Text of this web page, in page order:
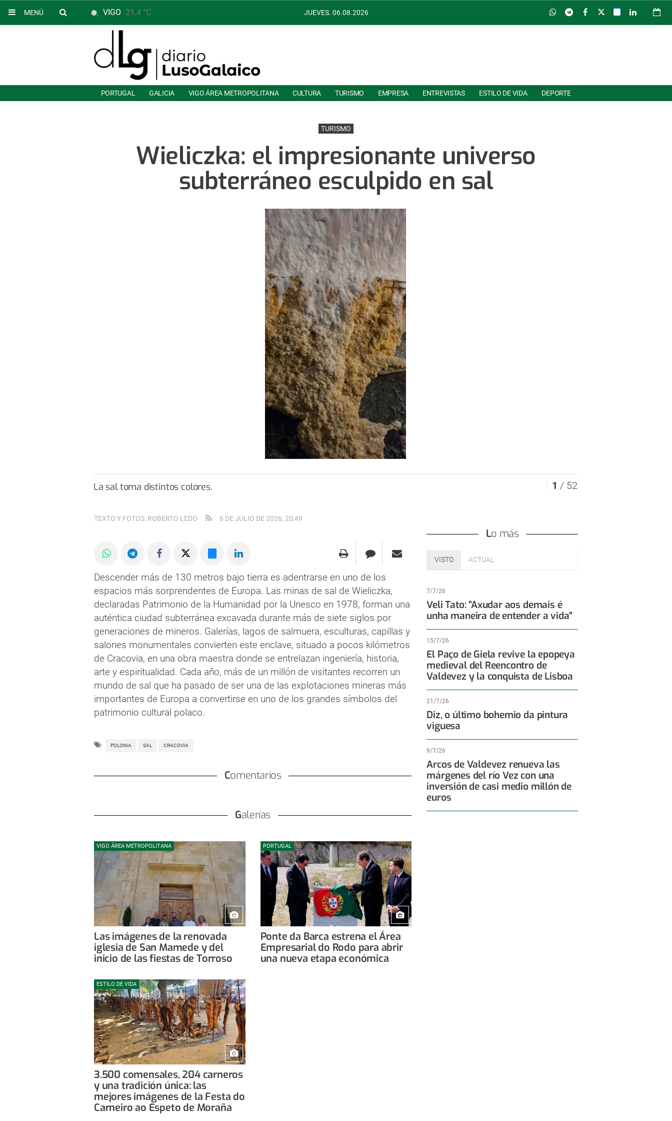
MENÚ VIGO 21.4 °C JUEVES. 06.08.2026
PORTUGAL GALICIA VIGO ÁREA METROPOLITANA CULTURA TURISMO EMPRESA ENTREVISTAS ESTILO DE VIDA DEPORTE
TURISMO
Wieliczka: el impresionante universo
subterráneo esculpido en sal
La sal toma distintos colores. 1 / 52
6 DE JULIO DE 2026, 20:49
TEXTO Y FOTOS: ROBERTO LEDO
Descender más de 130 metros bajo tierra es adentrarse en uno de los
espacios más sorprendentes de Europa. Las minas de sal de Wieliczka,
declaradas Patrimonio de la Humanidad por la Unesco en 1978, forman una
auténtica ciudad subterránea excavada durante más de siete siglos por
generaciones de mineros. Galerías, lagos de salmuera, esculturas, capillas y
salones monumentales convierten este enclave, situado a pocos kilómetros
de Cracovia, en una obra maestra donde se entrelazan ingeniería, historia,
arte y espiritualidad. Cada año, más de un millón de visitantes recorren un
mundo de sal que ha pasado de ser una de las explotaciones mineras más
importantes de Europa a convertirse en uno de los grandes símbolos del
patrimonio cultural polaco.
POLONIA SAL CRACOVIA
Comentarios
Galerías
VIGO ÁREA METROPOLITANA
Las imágenes de la renovada
iglesia de San Mamede y del
inicio de las fiestas de Torroso
PORTUGAL
Ponte da Barca estrena el Área
Empresarial do Rodo para abrir
una nueva etapa económica
ESTILO DE VIDA
3.500 comensales, 204 carneros
y una tradición única: las
mejores imágenes de la Festa do
Carneiro ao Espeto de Moraña
Lo más
VISTO ACTUAL
7/7/26
Veli Tato: "Axudar aos demais é
unha maneira de entender a vida"
15/7/26
El Paço de Giela revive la epopeya
medieval del Reencontro de
Valdevez y la conquista de Lisboa
21/7/26
Diz, o último bohemio da pintura
viguesa
9/7/26
Arcos de Valdevez renueva las
márgenes del río Vez con una
inversión de casi medio millón de
euros